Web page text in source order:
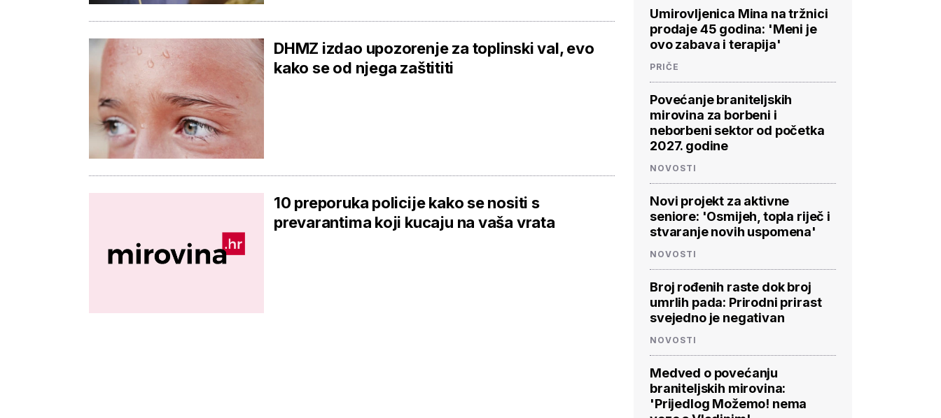
DHMZ izdao upozorenje za toplinski val, evo
kako se od njega zaštititi
10 preporuka policije kako se nositi s
prevarantima koji kucaju na vaša vrata
Umirovljenica Mina na tržnici
prodaje 45 godina: 'Meni je
ovo zabava i terapija'
PRIČE
Povećanje braniteljskih
mirovina za borbeni i
neborbeni sektor od početka
2027. godine
NOVOSTI
Novi projekt za aktivne
seniore: 'Osmijeh, topla riječ i
stvaranje novih uspomena'
NOVOSTI
Broj rođenih raste dok broj
umrlih pada: Prirodni prirast
svejedno je negativan
NOVOSTI
Medved o povećanju
braniteljskih mirovina:
'Prijedlog Možemo! nema